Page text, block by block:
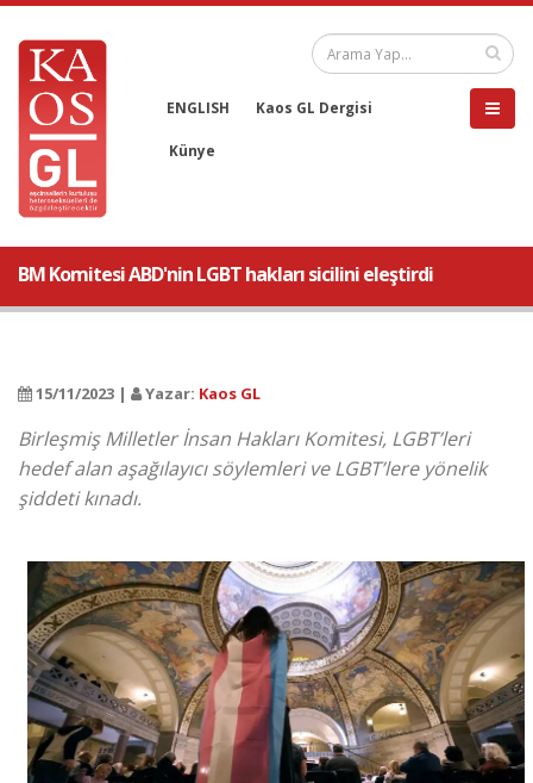
ENGLISH Kaos GL Dergisi
Künye
BM Komitesi ABD'nin LGBT hakları sicilini eleştirdi
15/11/2023 | Yazar: Kaos GL
Birleşmiş Milletler İnsan Hakları Komitesi, LGBT’leri
hedef alan aşağılayıcı söylemleri ve LGBT’lere yönelik
şiddeti kınadı.